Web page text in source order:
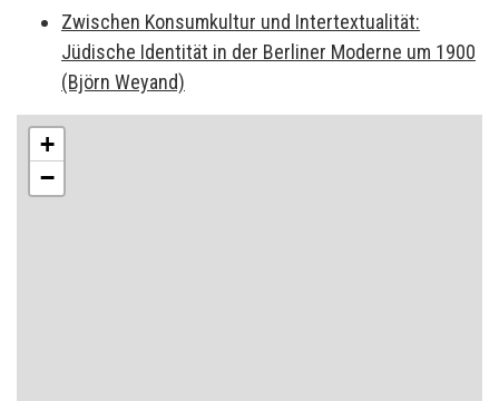
Zwischen Konsumkultur und Intertextualität:
Jüdische Identität in der Berliner Moderne um 1900
(Björn Weyand)
+
−